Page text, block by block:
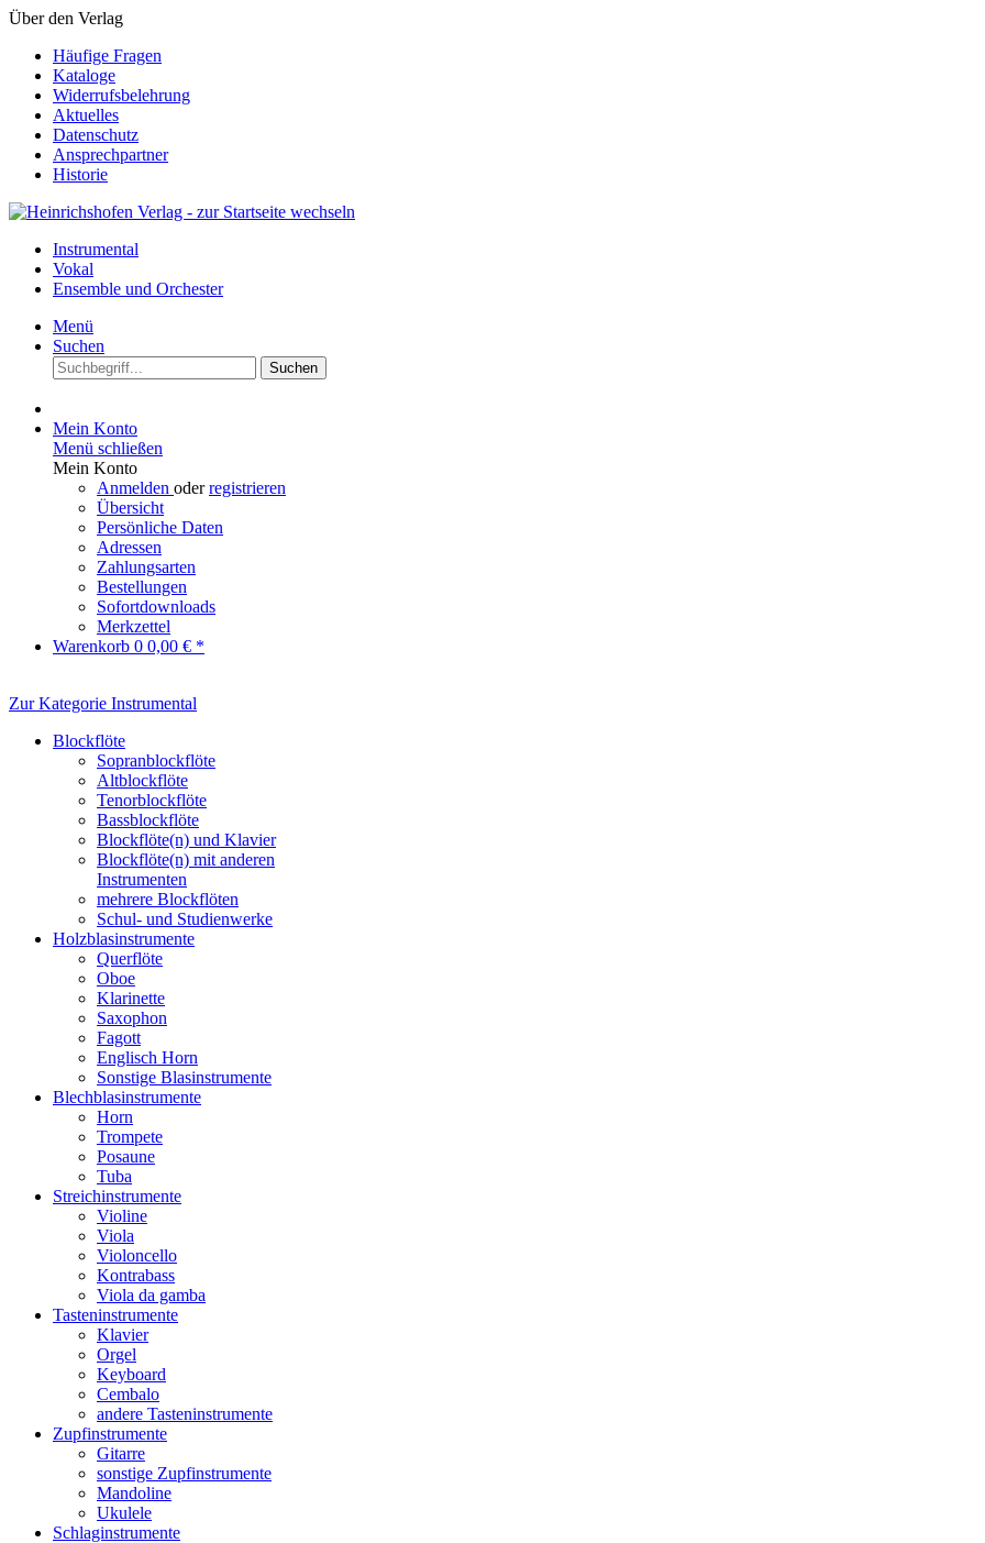
Über den Verlag
Häufige Fragen
Kataloge
Widerrufsbelehrung
Aktuelles
Datenschutz
Ansprechpartner
Historie
Instrumental
Vokal
Ensemble und Orchester
Menü
Suchen
Suchen
Mein Konto
Menü schließen
Mein Konto
Anmelden oderregistrieren
Übersicht
Persönliche Daten
Adressen
Zahlungsarten
Bestellungen
Sofortdownloads
Merkzettel
Warenkorb 0 0,00 € *
Zur Kategorie Instrumental
Blockflöte
Sopranblockflöte
Altblockflöte
Tenorblockflöte
Bassblockflöte
Blockflöte(n) und Klavier
Blockflöte(n) mit anderen
Instrumenten
mehrere Blockflöten
Schul- und Studienwerke
Holzblasinstrumente
Querflöte
Oboe
Klarinette
Saxophon
Fagott
Englisch Horn
Sonstige Blasinstrumente
Blechblasinstrumente
Horn
Trompete
Posaune
Tuba
Streichinstrumente
Violine
Viola
Violoncello
Kontrabass
Viola da gamba
Tasteninstrumente
Klavier
Orgel
Keyboard
Cembalo
andere Tasteninstrumente
Zupfinstrumente
Gitarre
sonstige Zupfinstrumente
Mandoline
Ukulele
Schlaginstrumente